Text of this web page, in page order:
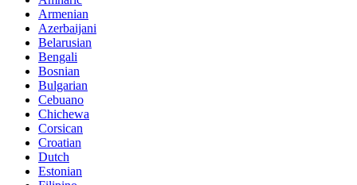
Armenian
Azerbaijani
Belarusian
Bengali
Bosnian
Bulgarian
Cebuano
Chichewa
Corsican
Croatian
Dutch
Estonian